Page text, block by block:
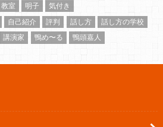
教室 明子
気付き
自己紹介 評判 話し方
話し方の学校
講演家 鴨め〜る 鴨頭嘉人